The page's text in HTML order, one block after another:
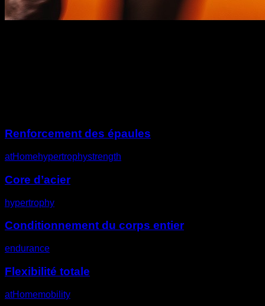
Renforcement des épaules
atHomehypertrophystrength
Core d’acier
hypertrophy
Conditionnement du corps entier
endurance
Flexibilité totale
atHomemobility